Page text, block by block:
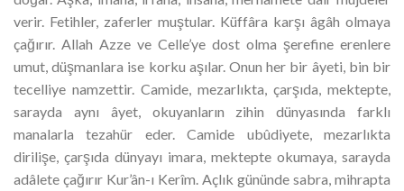
verir. Fetihler, zaferler muştular. Küffâra karşı âgâh olmaya
çağırır. Allah Azze ve Celle’ye dost olma şerefine erenlere
umut, düşmanlara ise korku aşılar. Onun her bir âyeti, bin bir
tecelliye namzettir. Camide, mezarlıkta, çarşıda, mektepte,
sarayda aynı âyet, okuyanların zihin dünyasında farklı
manalarla tezahür eder. Camide ubûdiyete, mezarlıkta
dirilişe, çarşıda dünyayı imara, mektepte okumaya, sarayda
adâlete çağırır Kur’ân-ı Kerîm. Açlık gününde sabra, mihrapta